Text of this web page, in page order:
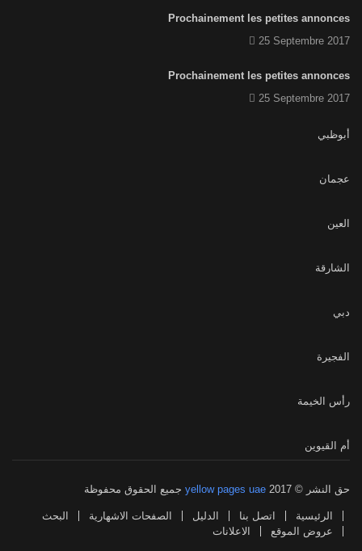
Prochainement les petites annonces
25 Septembre 2017
Prochainement les petites annonces
25 Septembre 2017
أبوظبي
عجمان
العين
الشارقة
دبي
الفجيرة
رأس الخيمة
أم القيوين
حق النشر © 2017 yellow pages uae جميع الحقوق محفوظة
الرئيسية اتصل بنا الدليل الصفحات الاشهارية
البحث
عروض الموقع
الاعلانات